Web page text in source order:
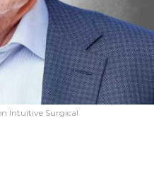
Intuitive Surgical